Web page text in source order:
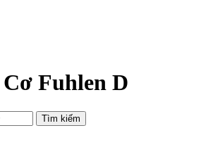
Fuhlen D
Tìm kiếm